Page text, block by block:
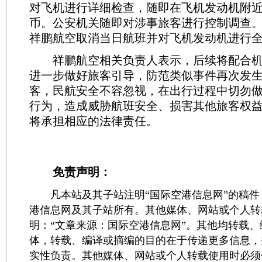
对飞机进行详细检查，随即在飞机发动机附
币。公安机关随即对涉事旅客进行控制调查
祥鹏航空取消当日航班并对飞机发动机进行
祥鹏航空相关负责人表示，后续将配合
进一步做好旅客引导，防范类似事件再次发
客，民航安全不容忽视，在出行过程中切勿
行为，造成威胁航班安全、损害其他旅客权
将承担相应的法律责任。
免责声明：
凡本站及其子站注明“国际空港信息网”的稿件
港信息网及其子站所有。其他媒体、网站或个人
明：“文章来源：国际空港信息网”。其他均转载
体，转载、编译或摘编的目的在于传递更多信息
实性负责。其他媒体、网站或个人转载使用时必